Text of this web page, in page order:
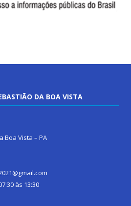
DA BOA VISTA
Boa Vista – PA
às 13:30